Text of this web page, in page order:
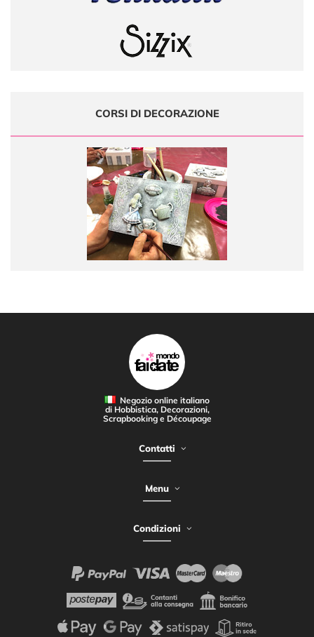
CORSI DI DECORAZIONE
Negozio online italiano
di Hobbistica, Decorazioni,
Scrapbooking e Découpage
Contatti
Menu
Condizioni